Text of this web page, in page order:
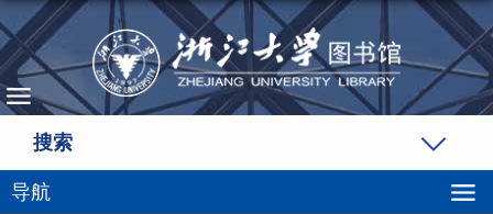
搜索
导航